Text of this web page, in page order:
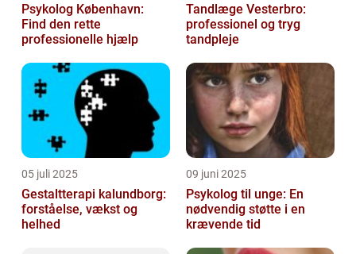
Psykolog København:
Find den rette
professionelle hjælp
Tandlæge Vesterbro:
professionel og tryg
tandpleje
05 juli 2025
Gestaltterapi kalundborg:
forståelse, vækst og
helhed
09 juni 2025
Psykolog til unge: En
nødvendig støtte i en
krævende tid